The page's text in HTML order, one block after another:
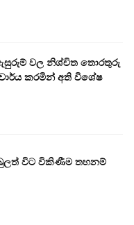
වල නිශ්චිත තොරතුරු
කරමින් අති විශේෂ
විට විකිණීම තහනම්